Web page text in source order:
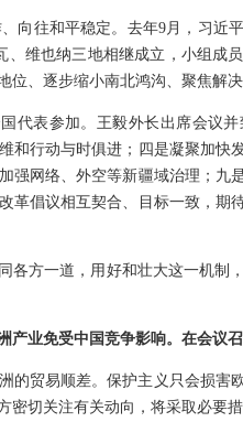
向往和平稳定。去年9月，习近
维也纳三地相继成立，小组成
、逐步缩小南北鸿沟、聚焦解
代表参加。王毅外长出席会议
行动与时俱进；四是凝聚加快
网络、外空等新疆域治理；九
革倡议相互契合、目标一致，期
各方一道，用好和壮大这一机制
业免受中国竞争影响。在会议
的贸易顺差。保护主义只会损害
切关注有关动向，将采取必要措